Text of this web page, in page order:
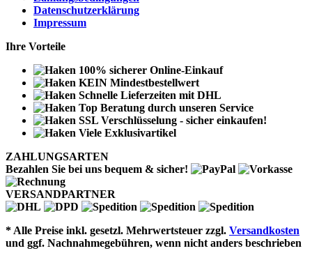
Datenschutzerklärung
Impressum
Ihre Vorteile
100% sicherer Online-Einkauf
KEIN Mindestbestellwert
Schnelle Lieferzeiten mit DHL
Top Beratung durch unseren Service
SSL Verschlüsselung - sicher einkaufen!
Viele Exklusivartikel
ZAHLUNGSARTEN
Bezahlen Sie bei uns bequem & sicher!
VERSANDPARTNER
* Alle Preise inkl. gesetzl. Mehrwertsteuer zzgl. Versandkosten
und ggf. Nachnahmegebühren, wenn nicht anders beschrieben